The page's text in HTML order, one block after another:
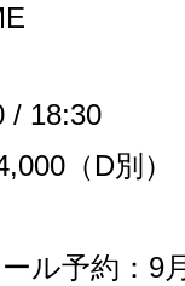
/ 18:30
,000 （D別）
ル予約： 9